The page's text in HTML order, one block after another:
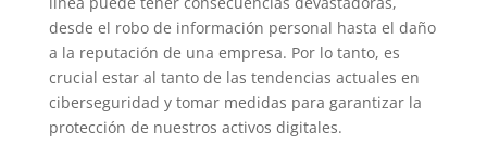
desde el robo de información personal hasta el daño
a la reputación de una empresa. Por lo tanto, es
crucial estar al tanto de las tendencias actuales en
ciberseguridad y tomar medidas para garantizar la
protección de nuestros activos digitales.